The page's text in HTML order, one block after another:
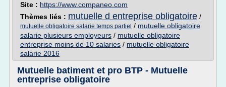
Site : https://www.companeo.com
Thèmes liés : mutuelle d entreprise obligatoire /
mutuelle obligatoire salarie temps partiel / mutuelle obligatoire
salarie plusieurs employeurs / mutuelle obligatoire
entreprise moins de 10 salaries / mutuelle obligatoire
salarie 2016
Mutuelle batiment et pro BTP - Mutuelle
entreprise obligatoire